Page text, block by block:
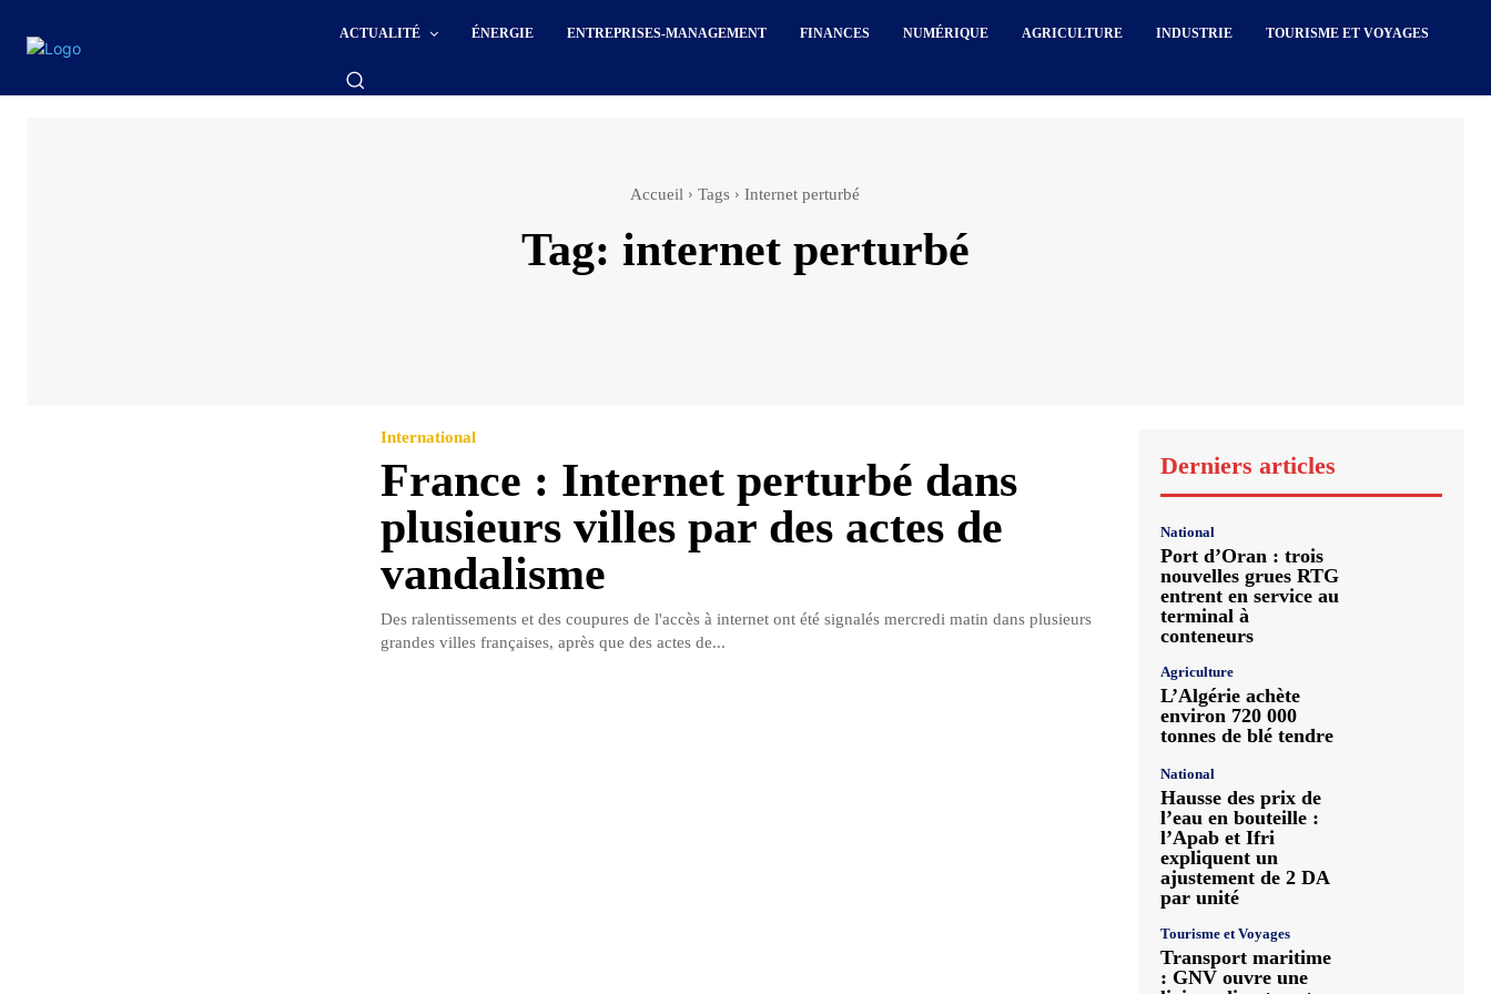
ACTUALITÉ ÉNERGIE ENTREPRISES-MANAGEMENT FINANCES NUMÉRIQUE AGRICULTURE INDUSTRIE TOURISME ET VOYAGES
Accueil Tags Internet perturbé
Tag: internet perturbé
International
France : Internet perturbé dans
plusieurs villes par des actes de
vandalisme
Des ralentissements et des coupures de l'accès à internet ont été signalés mercredi matin dans plusieurs
grandes villes françaises, après que des actes de...
Derniers articles
National
Port d’Oran : trois
nouvelles grues RTG
entrent en service au
terminal à
conteneurs
Agriculture
L’Algérie achète
environ 720 000
tonnes de blé tendre
National
Hausse des prix de
l’eau en bouteille :
l’Apab et Ifri
expliquent un
ajustement de 2 DA
par unité
Tourisme et Voyages
Transport maritime
: GNV ouvre une